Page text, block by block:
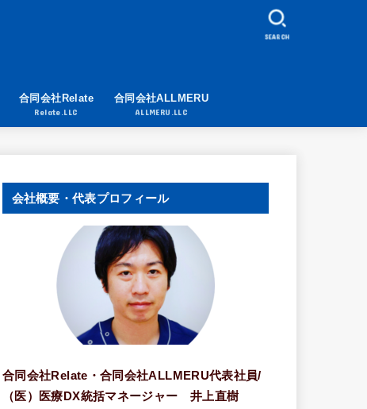
合同会社Relate
Relate.LLC
合同会社ALLMERU
ALLMERU.LLC
SEARCH
会社概要・代表プロフィール
合同会社Relate・合同会社ALLMERU代表社員/
（医）医療DX統括マネージャー 井上直樹